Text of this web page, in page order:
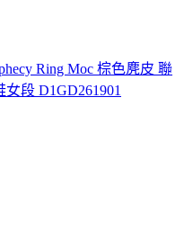
Ring Moc 棕色麂皮 聯
段 D1GD261901